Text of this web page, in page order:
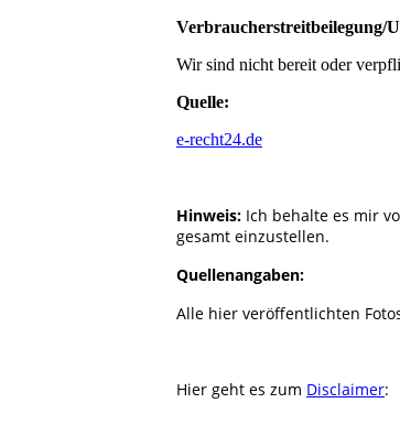
Verbraucherstreitbeilegung/
Wir sind nicht bereit oder
Quelle:
e-recht24.de
Hinweis: Ich behalte es mir
gesamt einzustellen.
Quellenangaben:
Alle hier veröffentlichten
Hier geht es zum Disclaimer: